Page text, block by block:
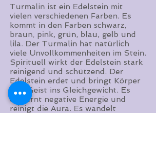
Turmalin ist ein Edelstein mit
vielen verschiedenen Farben. Es
kommt in den Farben schwarz,
braun, pink, grün, blau, gelb und
lila. Der Turmalin hat natürlich
viele Unvollkommenheiten im Stein.
Spirituell wirkt der Edelstein stark
reinigend und schützend. Der
Edelstein erdet und bringt Körper
und Geist ins Gleichgewicht. Es
entfernt negative Energie und
reinigt die Aura. Es wandelt